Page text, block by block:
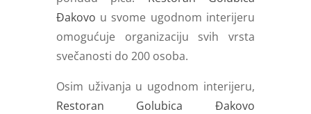
Đakovo u svome ugodnom interijeru
omogućuje organizaciju svih vrsta
svečanosti do 200 osoba.
Osim uživanja u ugodnom interijeru,
Restoran Golubica Đakovo